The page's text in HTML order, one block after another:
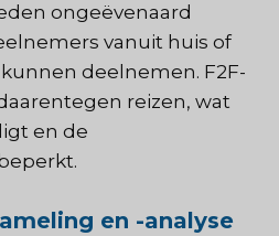
ongeëvenaard
vanuit huis of
deelnemen. F2F-
reizen, wat
en de
en -analyse